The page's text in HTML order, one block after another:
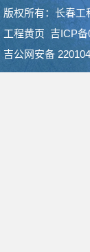
版权所有：长春
工程黄页 吉ICP备
吉公网安备